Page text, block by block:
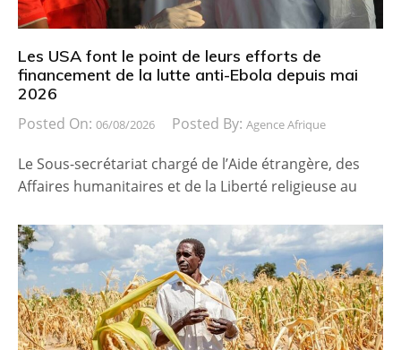
Les USA font le point de leurs efforts de
financement de la lutte anti-Ebola depuis mai
2026
Posted On: 06/08/2026 Posted By: Agence Afrique
Le Sous-secrétariat chargé de l’Aide étrangère, des
Affaires humanitaires et de la Liberté religieuse au